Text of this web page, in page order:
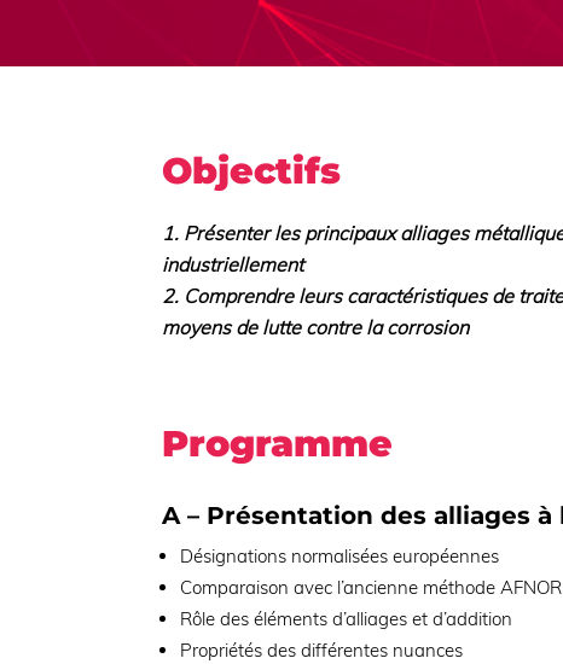
Objectifs
Présenter les principaux alliages
industriellement
Comprendre leurs caractéristiques de
moyens de lutte contre la corrosion
Programme
A – Présentation des alliages à
Désignations normalisées européennes
Comparaison avec l’ancienne méthode
Rôle des éléments d’alliages et d’addition
Propriétés des différentes nuances